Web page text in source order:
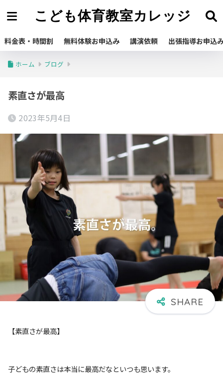
こども体育教室カレッジ
料金表・時間割 無料体験お申込み 講演依頼 出張指導お申込
ホーム ブログ
素直さが最高
2023年5月4日
【素直さが最高】
子どもの素直さは本当に最高だなといつも思います。